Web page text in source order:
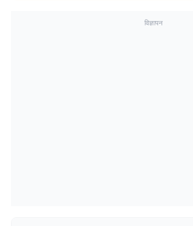
विज्ञापन